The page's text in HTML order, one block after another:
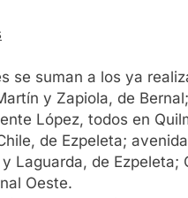
se suman a los ya
y Zapiola, de
López, todos en
de Ezpeleta;
Laguarda, de Ezpeleta;
Oeste.